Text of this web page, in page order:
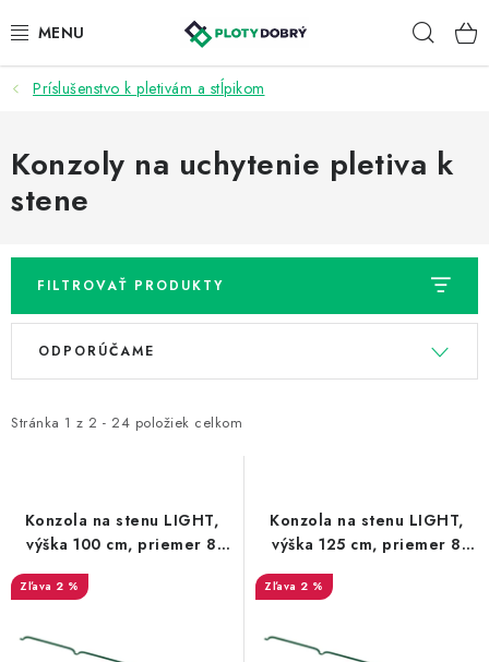
na
PLETIVA A PLOTY
PRÍSLUŠENSTVO
BRÁNY A BRÁNKY
KONTAKT
KALKULÁTOR OPLOTENIA
REALIZÁCIA OPLOTENIA
NÁVODY
Predaj v ČR
FAQ Všetko o súboroch cookies
Príslušenstvo k pletivám a stĺpikom
Konzoly na uchytenie pletiva k
stene
FILTROVAŤ PRODUKTY
V
i
d
u
k
Stránka 1 z 2 - 24 položiek celkom
R
e
r
o
d
ODPORÚČAME
Konzola na stenu LIGHT,
výška 100 cm, priemer 8
mm, zelená
2 %
Konzola na stenu LIGHT,
výška 125 cm, priemer 8
mm, zelená
2 %